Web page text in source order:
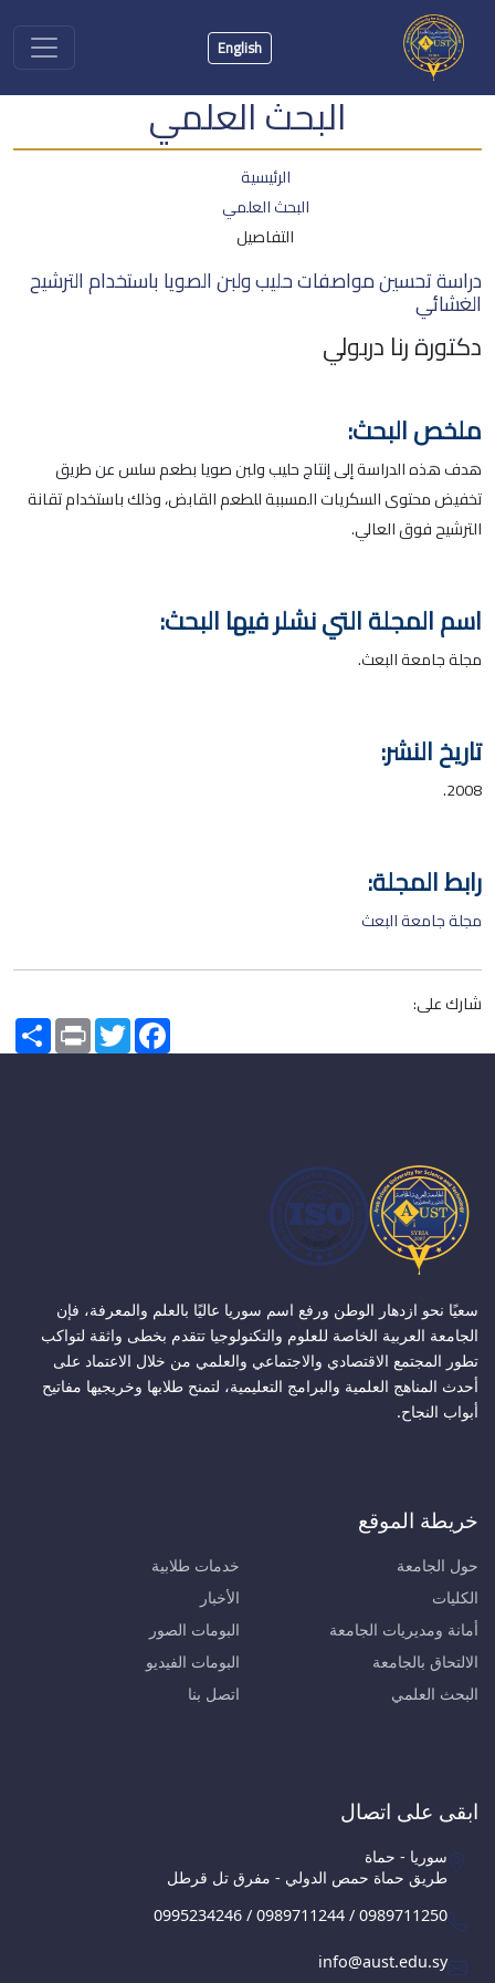
English
البحث العلمي
الرئيسية
البحث العلمي
التفاصيل
دراسة تحسين مواصفات حليب ولبن الصويا باستخدام الترشيح
الغشائي
دكتورة رنا دربولي
ملخص البحث:
هدف هذه الدراسة إلى إنتاج حليب ولبن صويا بطعم سلس عن طريق
تخفيض محتوى السكريات المسببة للطعم القابض، وذلك باستخدام تقانة
الترشيح فوق العالي.
اسم المجلة التي نشلر فيها البحث:
مجلة جامعة البعث.
تاريخ النشر:
2008.
رابط المجلة:
مجلة جامعة البعث
شارك على:
Share PrintTwitterFacebook
سعيًا نحو ازدهار الوطن ورفع اسم سوريا عاليًا بالعلم والمعرفة، فإن
الجامعة العربية الخاصة للعلوم والتكنولوجيا تتقدم بخطى واثقة لتواكب
تطور المجتمع الاقتصادي والاجتماعي والعلمي من خلال الاعتماد على
أحدث المناهج العلمية والبرامج التعليمية، لتمنح طلابها وخريجيها مفاتيح
أبواب النجاح.
خريطة الموقع
حول الجامعة
الكليات
أمانة ومديريات الجامعة
الالتحاق بالجامعة
البحث العلمي
خدمات طلابية
الأخبار
البومات الصور
البومات الفيديو
اتصل بنا
ابقى على اتصال
سوريا - حماة
طريق حماة حمص الدولي - مفرق تل قرطل
0995234246 / 0989711244 / 0989711250
info@aust.edu.sy